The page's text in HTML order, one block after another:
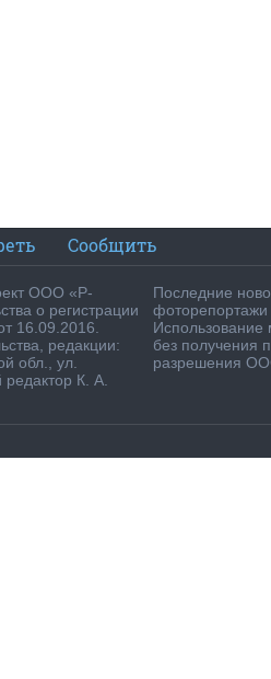
Сообщить
ООО «Р-
о регистрации
16.09.2016.
редакции:
обл., ул.
К. А.
Последние
фоторепортажи
Использование
без получения
разрешения